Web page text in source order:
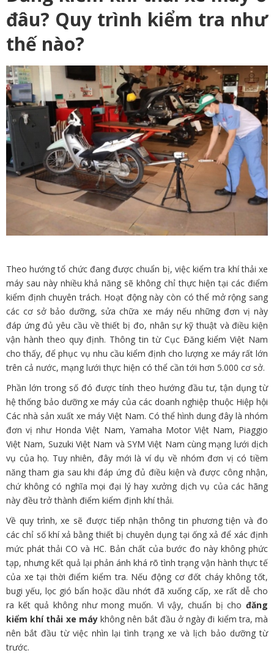
đâu? Quy trình kiểm tra như
thế nào?
Theo hướng tổ chức đang được chuẩn bị, việc kiểm tra khí thải xe
máy sau này nhiều khả năng sẽ không chỉ thực hiện tại các điểm
kiểm định chuyên trách. Hoạt động này còn có thể mở rộng sang
các cơ sở bảo dưỡng, sửa chữa xe máy nếu những đơn vị này
đáp ứng đủ yêu cầu về thiết bị đo, nhân sự kỹ thuật và điều kiện
vận hành theo quy định. Thông tin từ Cục Đăng kiểm Việt Nam
cho thấy, để phục vụ nhu cầu kiểm định cho lượng xe máy rất lớn
trên cả nước, mạng lưới thực hiện có thể cần tới hơn 5.000 cơ sở.
Phần lớn trong số đó được tính theo hướng đầu tư, tận dụng từ
hệ thống bảo dưỡng xe máy của các doanh nghiệp thuộc Hiệp hội
Các nhà sản xuất xe máy Việt Nam. Có thể hình dung đây là nhóm
đơn vị như Honda Việt Nam, Yamaha Motor Việt Nam, Piaggio
Việt Nam, Suzuki Việt Nam và SYM Việt Nam cùng mạng lưới dịch
vụ của họ. Tuy nhiên, đây mới là ví dụ về nhóm đơn vị có tiềm
năng tham gia sau khi đáp ứng đủ điều kiện và được công nhận,
chứ không có nghĩa mọi đại lý hay xưởng dịch vụ của các hãng
này đều trở thành điểm kiểm định khí thải.
Về quy trình, xe sẽ được tiếp nhận thông tin phương tiện và đo
các chỉ số khí xả bằng thiết bị chuyên dụng tại ống xả để xác định
mức phát thải CO và HC. Bản chất của bước đo này không phức
tạp, nhưng kết quả lại phản ánh khá rõ tình trạng vận hành thực tế
của xe tại thời điểm kiểm tra. Nếu động cơ đốt cháy không tốt,
bugi yếu, lọc gió bẩn hoặc dầu nhớt đã xuống cấp, xe rất dễ cho
ra kết quả không như mong muốn. Vì vậy, chuẩn bị cho đăng
kiểm khí thải xe máykhông nên bắt đầu ở ngày đi kiểm tra, mà
nên bắt đầu từ việc nhìn lại tình trạng xe và lịch bảo dưỡng từ
trước.